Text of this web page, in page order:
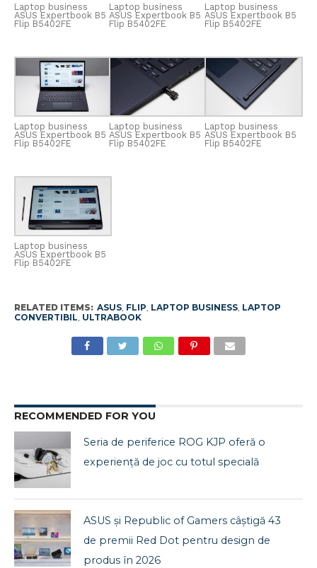
Laptop business
ASUS Expertbook B5
Flip B5402FE
Laptop business
ASUS Expertbook B5
Flip B5402FE
Laptop business
ASUS Expertbook B5
Flip B5402FE
Laptop business
ASUS Expertbook B5
Flip B5402FE
Laptop business
ASUS Expertbook B5
Flip B5402FE
Laptop business
ASUS Expertbook B5
Flip B5402FE
Laptop business
ASUS Expertbook B5
Flip B5402FE
RELATED ITEMS: ASUS, FLIP LAPTOP BUSINESS, LAPTOP
CONVERTIBIL ULTRABOOK
RECOMMENDED FOR YOU
Seria de periferice ROG KJP oferă o
experiență de joc cu totul specială
ASUS și Republic of Gamers câștigă 43
de premii Red Dot pentru design de
produs în 2026